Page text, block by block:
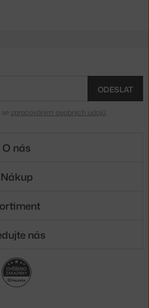
ODESLAT
zpracováním osobních údajů
O nás
Nákup
nás